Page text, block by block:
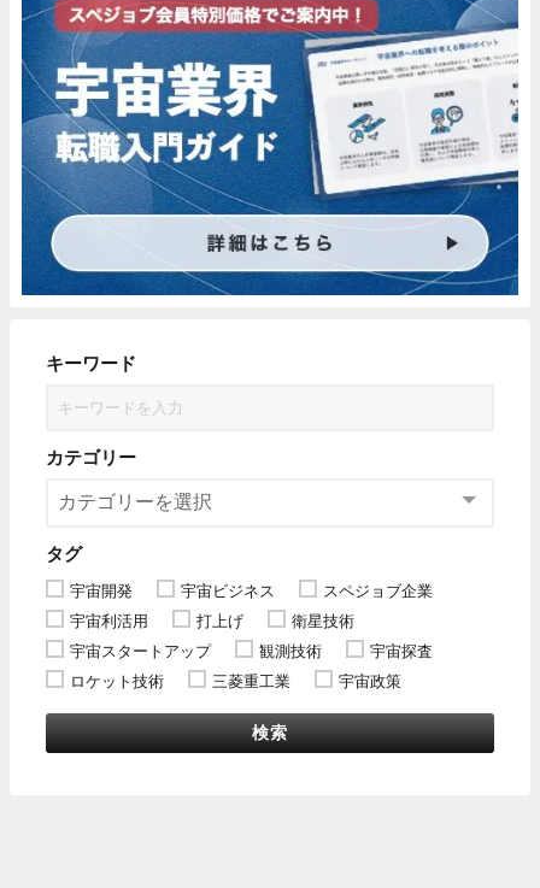
キーワード
カテゴリー
タグ
宇宙開発 宇宙ビジネス
スペジョブ企業
宇宙利活用
打上げ
衛星技術
宇宙スタートアップ
観測技術
宇宙探査
ロケット技術
三菱重工業 宇宙政策
検索